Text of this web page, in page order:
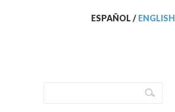
ESPAÑOL / ENGLISH